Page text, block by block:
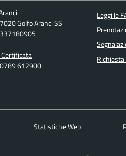
Golfo Aranci SS
612900
Leggi le
Statistiche Web